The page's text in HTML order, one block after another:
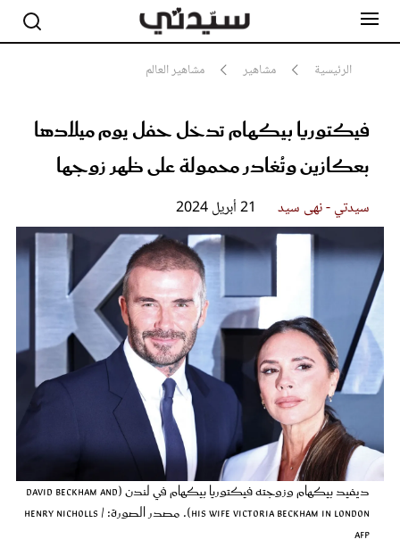
الرئيسية مشاهير مشاهير العالم
فيكتوريا بيكهام تدخل حفل يوم ميلادها
بعكازين وتُغادر محمولة على ظهر زوجها
سيدتي - نهى سيد 21 أبريل 2024
ديفيد بيكهام وزوجته فيكتوريا بيكهام في لندن (David Beckham and
his wife Victoria Beckham in London). مصدر الصورة: HENRY NICHOLLS /
AFP
مشاهير
أناقة
جمال
سيدتي وطفلك
لايف ستايل
بلس+
فيديو
مطبخ سيدتي
مقالات الرأي
ستايل
تقارير
عروس سيدتي